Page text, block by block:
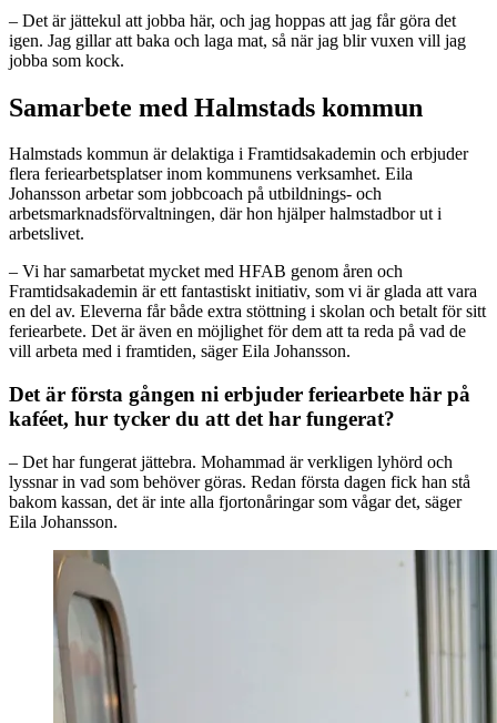
– Det är jättekul att jobba här, och jag hoppas att jag får göra det
igen. Jag gillar att baka och laga mat, så när jag blir vuxen vill jag
jobba som kock.
Samarbete med Halmstads kommun
Halmstads kommun är delaktiga i Framtidsakademin och erbjuder
flera feriearbetsplatser inom kommunens verksamhet. Eila
Johansson arbetar som jobbcoach på utbildnings- och
arbetsmarknadsförvaltningen, där hon hjälper halmstadbor ut i
arbetslivet.
– Vi har samarbetat mycket med HFAB genom åren och
Framtidsakademin är ett fantastiskt initiativ, som vi är glada att vara
en del av. Eleverna får både extra stöttning i skolan och betalt för sitt
feriearbete. Det är även en möjlighet för dem att ta reda på vad de
vill arbeta med i framtiden, säger Eila Johansson.
Det är första gången ni erbjuder feriearbete här på
kaféet, hur tycker du att det har fungerat?
– Det har fungerat jättebra. Mohammad är verkligen lyhörd och
lyssnar in vad som behöver göras. Redan första dagen fick han stå
bakom kassan, det är inte alla fjortonåringar som vågar det, säger
Eila Johansson.